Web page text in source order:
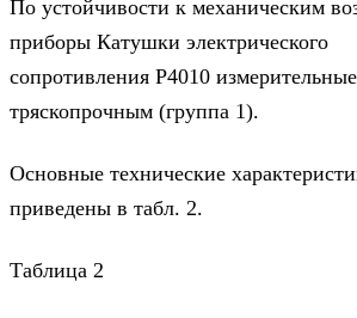
По устойчивости к механическим
приборы Катушки электрического
сопротивления Р4010
тряскопрочным (группа 1).
Основные технические
приведены в табл. 2.
Таблица 2